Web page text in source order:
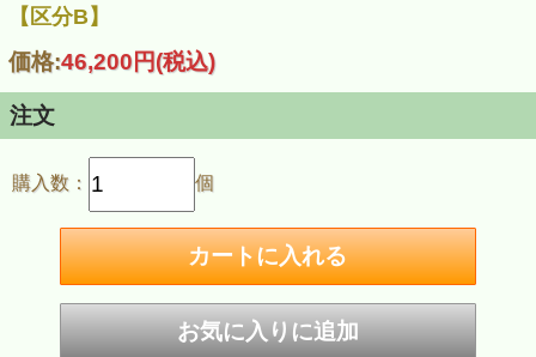
【区分B】
価格:46,200円(税込)
注文
購入数： 個